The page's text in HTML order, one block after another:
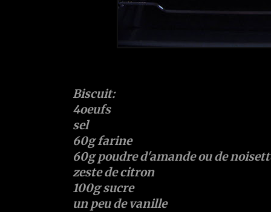
Biscuit:
4oeufs
sel
60g farine
60g poudre d'amande ou de
zeste de citron
100g sucre
un peu de vanille